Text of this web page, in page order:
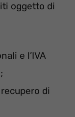
oggetto di
e l’IVA
di